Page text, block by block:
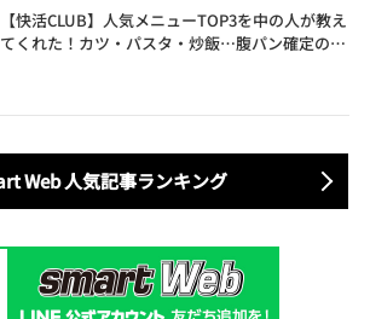
【快活CLUB】人気メニューTOP3を中の人が教え
てくれた！カツ・パスタ・炒飯…腹パン確定のガ
Web 人気記事ランキング